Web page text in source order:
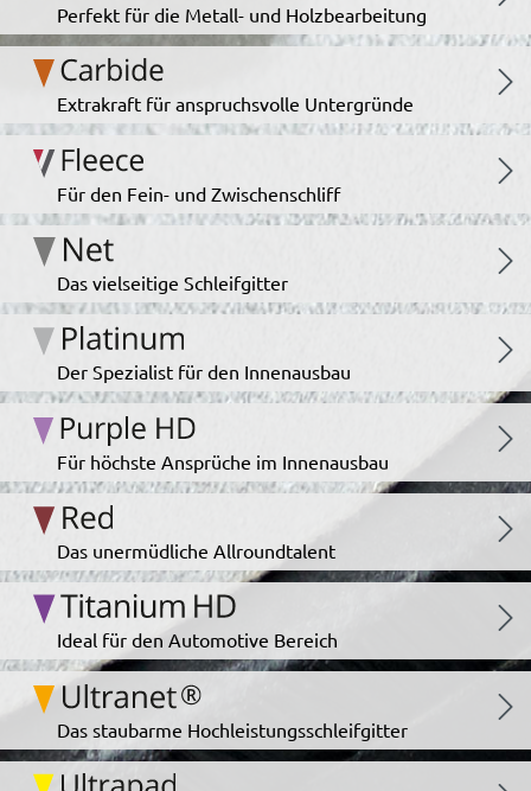
Perfekt für die Metall- und Holzbearbeitung
Extrakraft für anspruchsvolle Untergründe
Für den Fein- und Zwischenschliff
Das vielseitige Schleifgitter
Der Spezialist für den Innenausbau
Für höchste Ansprüche im Innenausbau
Das unermüdliche Allroundtalent
Ideal für den Automotive Bereich
Das staubarme Hochleistungsschleifgitter